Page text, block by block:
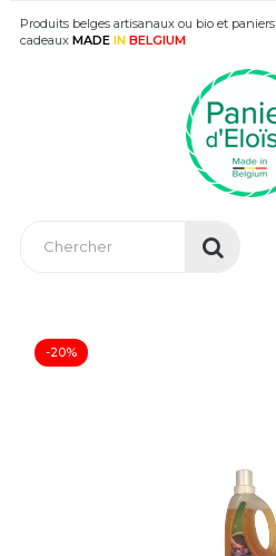
Produits belges artisanaux ou bio et paniers
cadeaux MADE IN BELGIUM
-20%